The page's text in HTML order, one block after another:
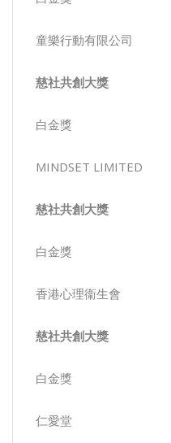
童樂行動有限公司
慈社共創大獎
白金獎
MINDSET LIMITED
慈社共創大獎
白金獎
香港心理衞生會
慈社共創大獎
白金獎
仁愛堂